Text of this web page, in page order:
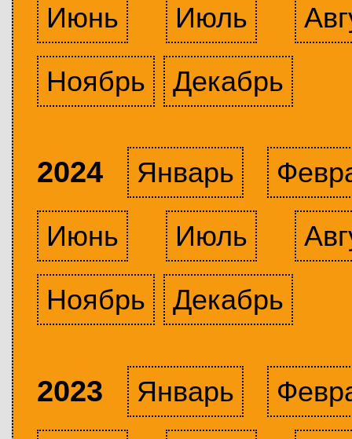
Июнь
Июль
Ноябрь
Декабрь
2024 Январь
Июнь
Июль
Ноябрь
Декабрь
2023 Январь